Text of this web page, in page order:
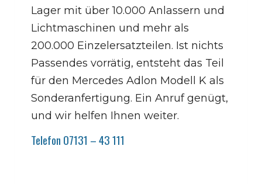
Lager mit über 10.000 Anlassern und
Lichtmaschinen und mehr als
200.000 Einzelersatzteilen. Ist nichts
Passendes vorrätig, entsteht das Teil
für den Mercedes Adlon Modell K als
Sonderanfertigung. Ein Anruf genügt,
und wir helfen Ihnen weiter.
Telefon 07131 – 43 111